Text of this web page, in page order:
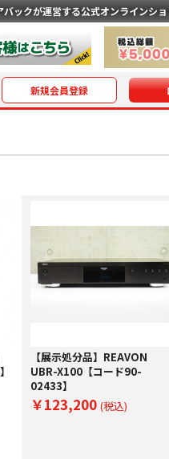
バックが運営する公式オンラインショ
新規会員登録
【展示処分品】REAVON
UBR-X100【コード90-
02433】
￥123,200(税込)